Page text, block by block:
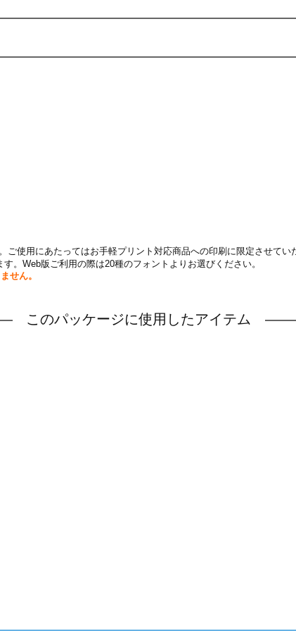
使用にあたってはお手軽プリント対応商品への印刷に限定させてい
。Web版ご利用の際は20種のフォントよりお選びください。
せん。
このパッケージに使用したアイテム